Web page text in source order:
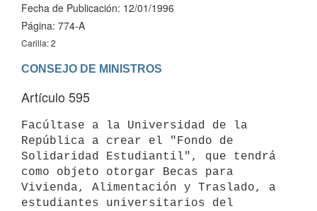
Fecha de Publicación: 12/01/1996
Página: 774-A
Carilla: 2
Artículo 595
Facúltase a la Universidad de la
República a crear el "Fondo de
Solidaridad Estudiantil", que tendrá
como objeto otorgar Becas para
Vivienda, Alimentación y Traslado, a
estudiantes universitarios del